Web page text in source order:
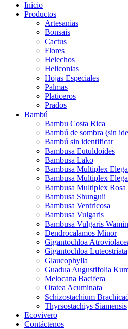
Inicio
Productos
Artesanias
Bonsais
Cactus
Flores
Helechos
Heliconias
Hojas Especiales
Palmas
Platiceros
Prados
Bambú
Bambu Costa Rica
Bambú de sombra (sin
Bambú sin identificar
Bambusa Eutuldoides
Bambusa Lako
Bambusa Multiplex
Bambusa Multiplex
Bambusa Multiplex Rosa
Bambusa Shunguii
Bambusa Ventricosa
Bambusa Vulgaris
Bambusa Vulgaris
Dendrocalamos Minor
Gigantochloa
Gigantochloa Luteostriata
Glaucophylla
Guadua Augustifolia
Melocana Bacifera
Otatea Acuminata
Schizostachium
Thyrsostachiys Siamensis
Ecovivero
Contáctenos